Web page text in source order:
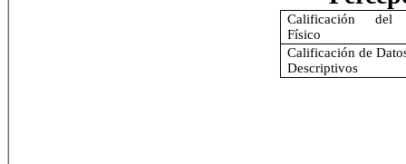
Calificación del
Físico
Calificación de
Descriptivos